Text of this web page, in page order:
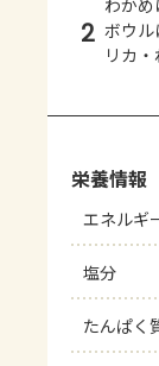
わかめ
2 ボウル
リカ
栄養情報
エネルギ
塩分
たんぱく